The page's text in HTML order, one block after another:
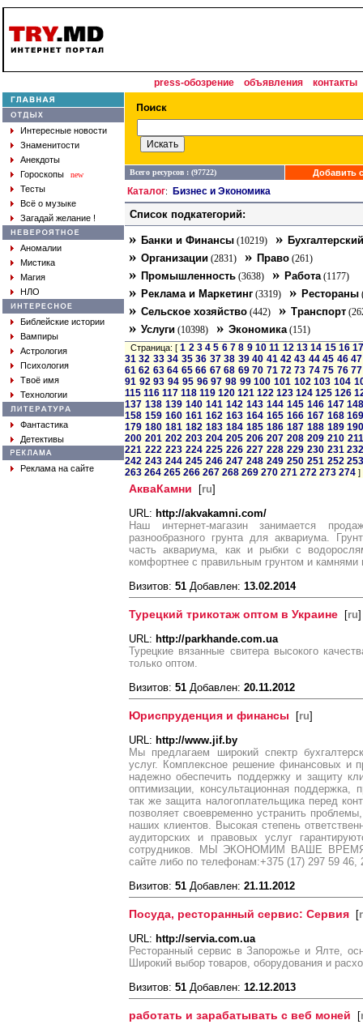
press-обозрение объявления контакты
Интересные новости
Знаменитости
Анекдоты
Гороскопы
new
Тесты
Всё о музыке
Загадай желание !
Аномалии
Мистика
Магия
НЛО
Библейские истории
Вампиры
Астрология
Психология
Твоё имя
Технологии
Фантастика
Детективы
Реклама на сайте
Всего ресурсов : (97722) Добавить
Каталог: Бизнес и Экономика
Список подкатегорий:
» Банки и Финансы (10219) »
» Организации (2831) » Право (261)
» Промышленность (3638) » Работа(1177)
» Реклама и Маркетинг (3319) » Рестораны
» Сельское хозяйство (442) » Транспорт
» Услуги (10398) » Экономика(151)
Страница: [1 2 3 4 5 6 7 8 9 10 11 12 13 14 15 16
31 32 33 34 35 36 37 38 39 40 41 42 43 44 45 46 47
61 62 63 64 65 66 67 68 69 70 71 72 73 74 75 76 77
91 92 93 94 95 96 97 98 99 100 101 102 103 104
115 116 117 118 119 120 121 122 123 124 125 126
137 138 139 140 141 142 143 144 145 146 147
158 159 160 161 162 163 164 165 166 167 168
179 180 181 182 183 184 185 186 187 188 189
200 201 202 203 204 205 206 207 208 209 210 211
221 222 223 224 225 226 227 228 229 230 231
242 243 244 245 246 247 248 249 250 251 252
263 264 265 266 267 268 269 270 271 272 273 274 ]
АкваКамни [ru]
URL: http://akvakamni.com/
Наш интернет-магазин занимается
разнообразного грунта для аквариума.
часть аквариума, как и рыбки с
комфортнее с правильным грунтом и камнями
Визитов: 51 Добавлен: 13.02.2014
Турецкий трикотаж оптом в Украине [ru]
URL: http://parkhande.com.ua
Турецкие вязанные свитера высокого
только оптом.
Визитов: 51 Добавлен: 20.11.2012
Юриспруденция и финансы [ru]
URL: http://www.jif.by
Мы предлагаем широкий спектр
услуг. Комплексное решение финансовых и
надежно обеспечить поддержку и защиту
оптимизации, консультационная поддержка,
так же защита налогоплательщика перед
позволяет своевременно устранить
наших клиентов. Высокая степень
аудиторских и правовых услуг
сотрудников. МЫ ЭКОНОМИМ ВАШЕ
сайте либо по телефонам:+375 (17) 297 59 46,
Визитов: 51 Добавлен: 21.11.2012
Посуда, ресторанный сервис: Сервия [
URL: http://servia.com.ua
Ресторанный сервис в Запорожье и Ялте,
Широкий выбор товаров, оборудования и
Визитов: 51 Добавлен: 12.12.2013
работать и зарабатывать с веб моней [